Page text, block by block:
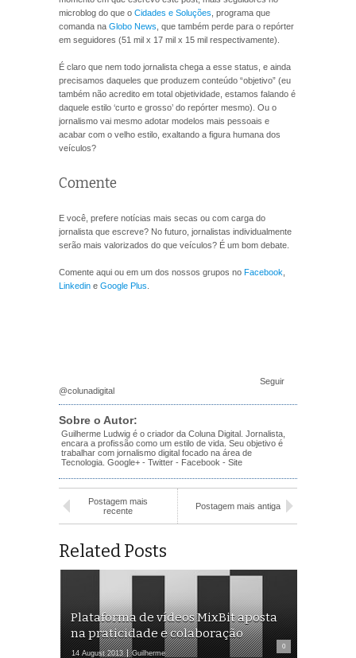
microblog do que o Cidades e Soluções , programa que
comanda na Globo News , que também perde para o repórter
em seguidores (51 mil x 17 mil x 15 mil respectivamente).
É claro que nem todo jornalista chega a esse status, e ainda
precisamos daqueles que produzem conteúdo “objetivo” (eu
também não acredito em total objetividade, estamos falando é
daquele estilo ‘curto e grosso’ do repórter mesmo). Ou o
jornalismo vai mesmo adotar modelos mais pessoais e
acabar com o velho estilo, exaltando a figura humana dos
veículos?
Comente
E você, prefere notícias mais secas ou com carga do
jornalista que escreve? No futuro, jornalistas individualmente
serão mais valorizados do que veículos? É um bom debate.
Comente aqui ou em um dos nossos grupos no Facebook
Linkedin e Google Plus
Seguir
@colunadigital
Sobre o Autor:
Guilherme Ludwig é o criador da Coluna Digital. Jornalista,
encara a profissão como um estilo de vida. Seu objetivo é
trabalhar com jornalismo digital focado na área de
Tecnologia. Google+ - Twitter - Facebook - Site
Postagem mais
recente
Postagem mais antiga
Related Posts
Plataforma de vídeos MixBit aposta
na praticidade e colaboração
14 August 2013 Guilherme
0